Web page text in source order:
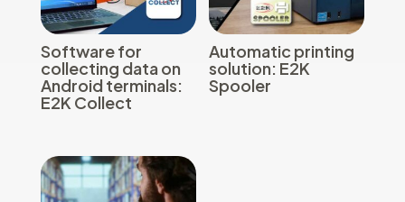
Software for
collecting data on
Android terminals:
E2K Collect
Automatic printing
solution: E2K
Spooler